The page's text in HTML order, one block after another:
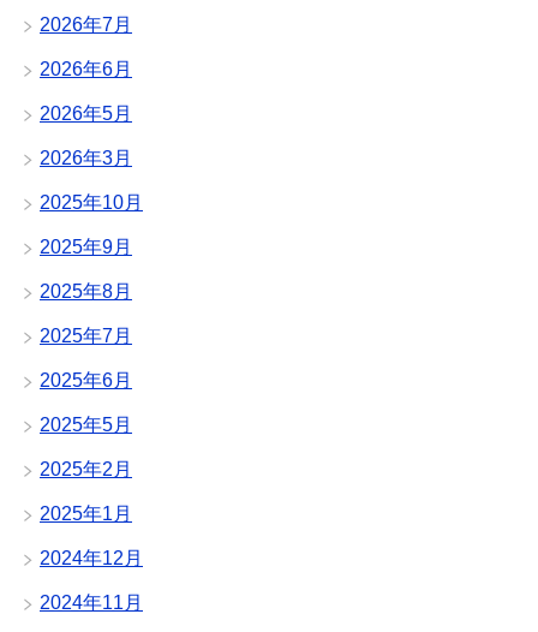
2026年7月
2026年6月
2026年5月
2026年3月
2025年10月
2025年9月
2025年8月
2025年7月
2025年6月
2025年5月
2025年2月
2025年1月
2024年12月
2024年11月